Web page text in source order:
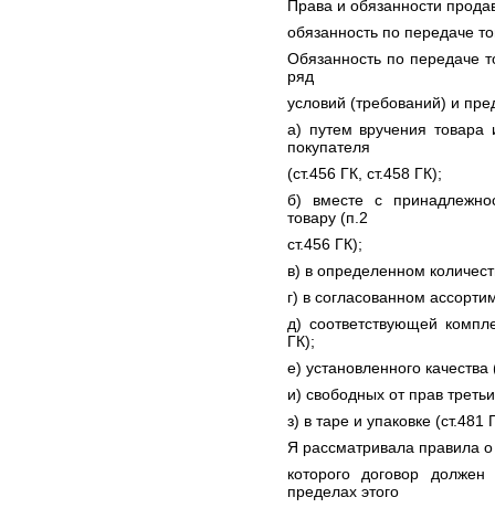
Права и обязанности
обязанность по передаче
Обязанность по передаче
ряд
условий (требований) и
а) путем вручения товара
покупателя
(ст.456 ГК, ст.458 ГК);
б) вместе с
товару (п.2
ст.456 ГК);
в) в определенном
г) в согласованном
д) соответствующей
ГК);
е) установленного
и) свободных от прав
з) в таре и упаковке (ст.481
Я рассматривала правила
которого договор
пределах этого